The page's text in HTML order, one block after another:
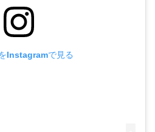
Instagramで見る